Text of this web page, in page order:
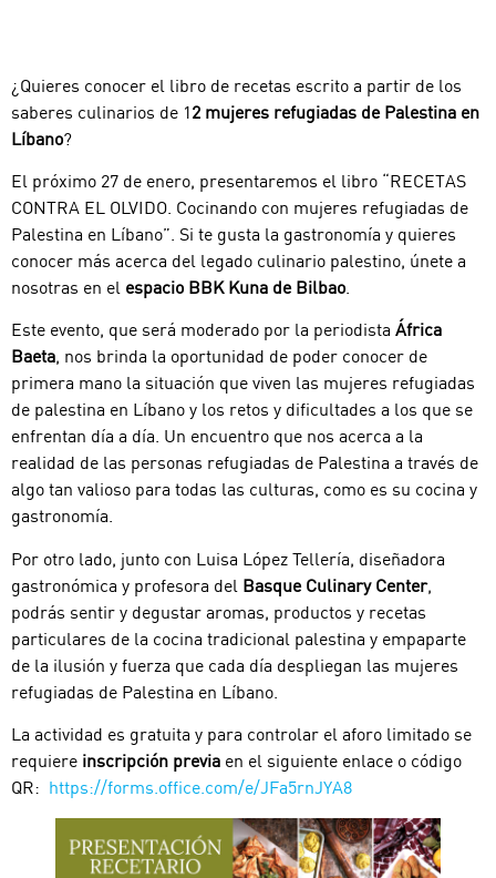
¿Quieres conocer el libro de recetas escrito a partir de los
saberes culinarios de 12 mujeres refugiadas de Palestina en
Líbano?
El próximo 27 de enero, presentaremos el libro “RECETAS
CONTRA EL OLVIDO. Cocinando con mujeres refugiadas de
Palestina en Líbano”. Si te gusta la gastronomía y quieres
conocer más acerca del legado culinario palestino, únete a
nosotras en el espacio BBK Kuna de Bilbao.
Este evento, que será moderado por la periodista África
Baeta, nos brinda la oportunidad de poder conocer de
primera mano la situación que viven las mujeres refugiadas
de palestina en Líbano y los retos y dificultades a los que se
enfrentan día a día. Un encuentro que nos acerca a la
realidad de las personas refugiadas de Palestina a través de
algo tan valioso para todas las culturas, como es su cocina y
gastronomía.
Por otro lado, junto con Luisa López Tellería, diseñadora
gastronómica y profesora del Basque Culinary Center,
podrás sentir y degustar aromas, productos y recetas
particulares de la cocina tradicional palestina y empaparte
de la ilusión y fuerza que cada día despliegan las mujeres
refugiadas de Palestina en Líbano.
La actividad es gratuita y para controlar el aforo limitado se
requiere inscripción previa en el siguiente enlace o código
QR: https://forms.office.com/e/JFa5rnJYA8